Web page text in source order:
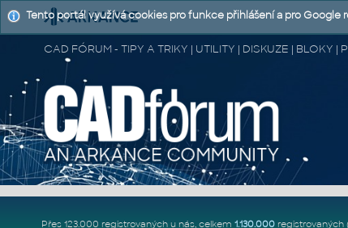
CAD FÓRUM - TIPY A TRIKY | UTILITY | DISKUZE | BLOKY
Přes 123.000 registrovaných u nás, celkem 1.130.000registrovaných
Tento portál využívá cookies pro funkce přihlášení a pro